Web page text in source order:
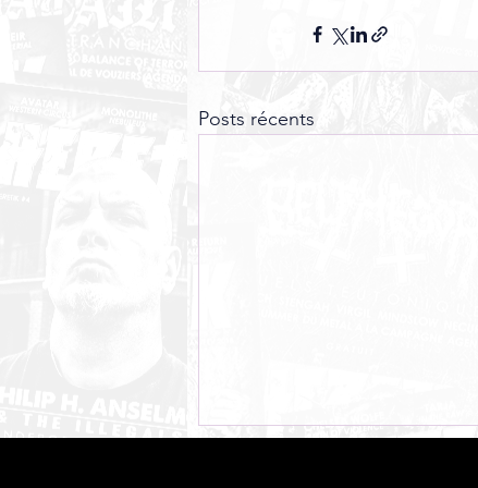
Posts récents